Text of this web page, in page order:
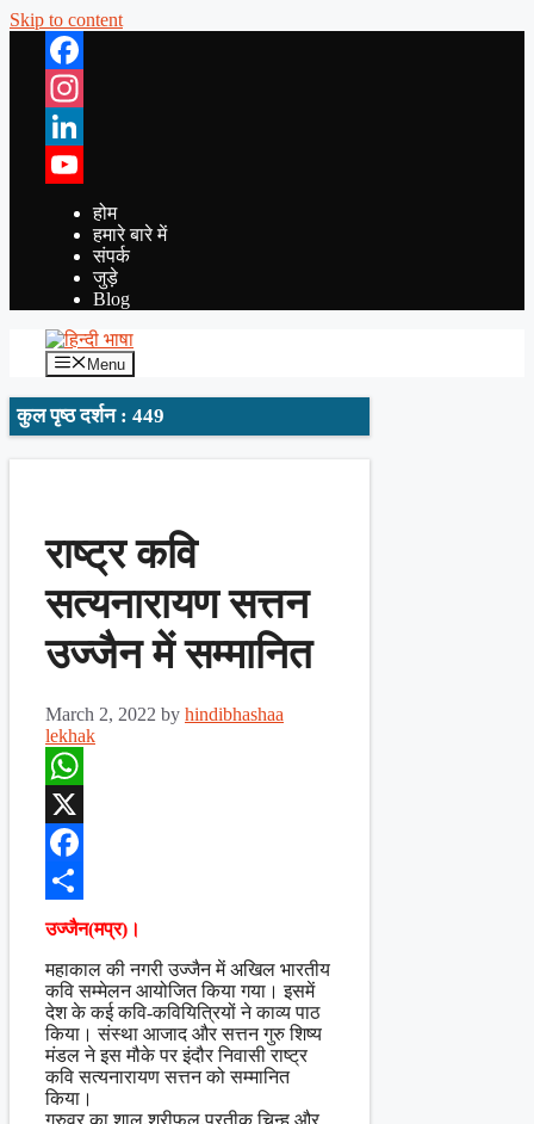
Skip to content
Facebook
Instagram
LinkedIn
YouTube
होम
हमारे बारे में
संपर्क
जुड़े
Blog
Menu
कुल पृष्ठ दर्शन : 449
राष्ट्र कवि
सत्यनारायण सत्तन
उज्जैन में सम्मानित
March 2, 2022 by hindibhashaa
lekhak
WhatsApp
X
Facebook
Share
उज्जैन(मप्र)।
महाकाल की नगरी उज्जैन में अखिल भारतीय
कवि सम्मेलन आयोजित किया गया। इसमें
देश के कई कवि-कवियित्रियों ने काव्य पाठ
किया। संस्था आजाद और सत्तन गुरु शिष्य
मंडल ने इस मौके पर इंदौर निवासी राष्ट्र
कवि सत्यनारायण सत्तन को सम्मानित
किया।